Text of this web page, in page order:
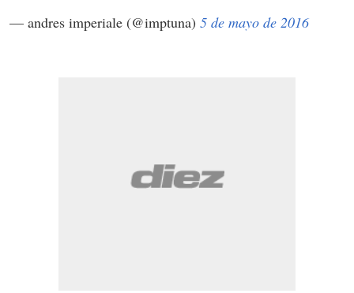
— andres imperiale (@imptuna) 5 de mayo de 2016